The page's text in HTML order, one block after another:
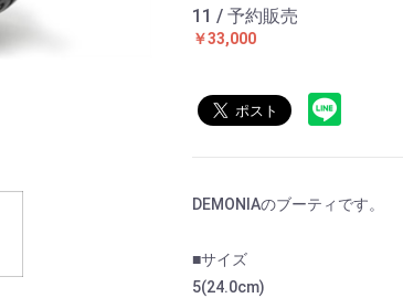
11 / 予約販売
￥33,000
DEMONIAのブーティです。
■サイズ
5(24.0cm)